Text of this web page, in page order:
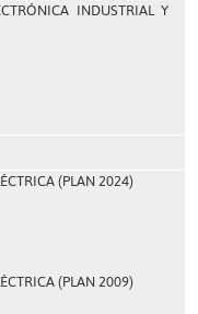
INDUSTRIAL Y
(PLAN 2024)
(PLAN 2009)